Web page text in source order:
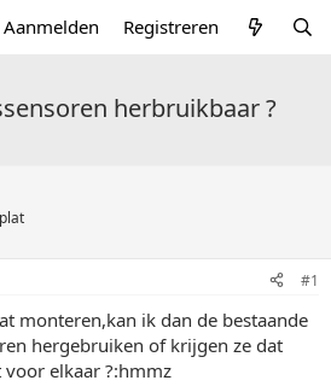
Aanmelden Registreren
herbruikbaar ?
#1
monteren,kan ik dan de bestaande
hergebruiken of krijgen ze dat
elkaar ?:hmmz